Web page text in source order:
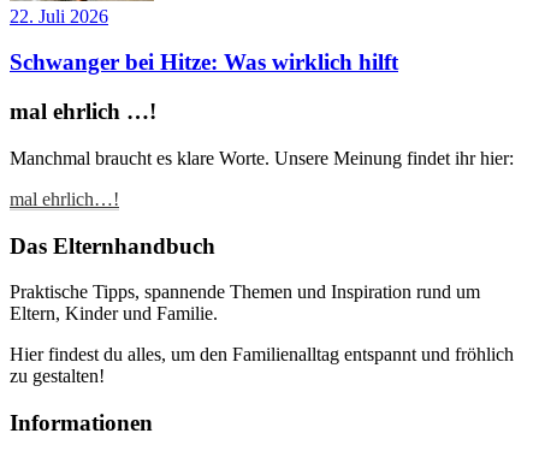
22. Juli 2026
Schwanger bei Hitze: Was wirklich hilft
mal ehrlich …!
Manchmal braucht es klare Worte. Unsere Meinung findet ihr hier:
mal ehrlich…!
Das Elternhandbuch
Praktische Tipps, spannende Themen und Inspiration rund um
Eltern, Kinder und Familie.
Hier findest du alles, um den Familienalltag entspannt und fröhlich
zu gestalten!
Informationen